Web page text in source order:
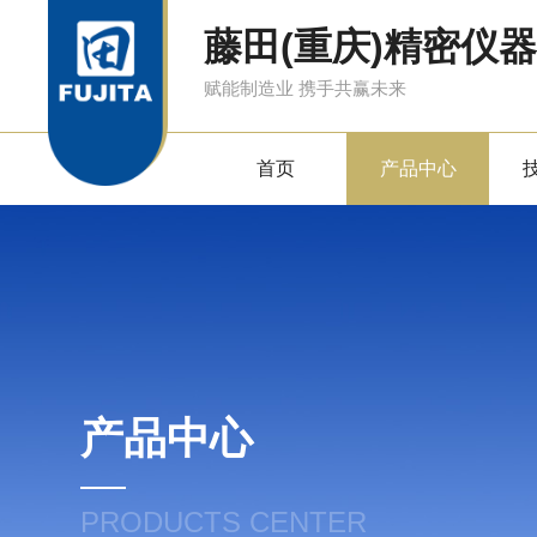
藤田(重庆)精密仪
赋能制造业 携手共赢未来
首页 产品中心
产品中心
PRODUCTS CENTER